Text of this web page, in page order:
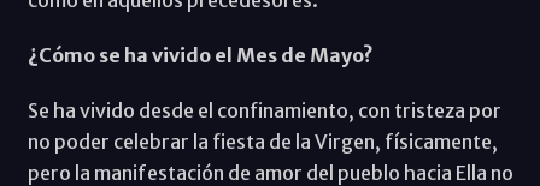
¿Cómo se ha vivido el Mes de Mayo?
Se ha vivido desde el confinamiento, con tristeza por
no poder celebrar la fiesta de la Virgen, físicamente,
pero la manifestación de amor del pueblo hacia Ella no